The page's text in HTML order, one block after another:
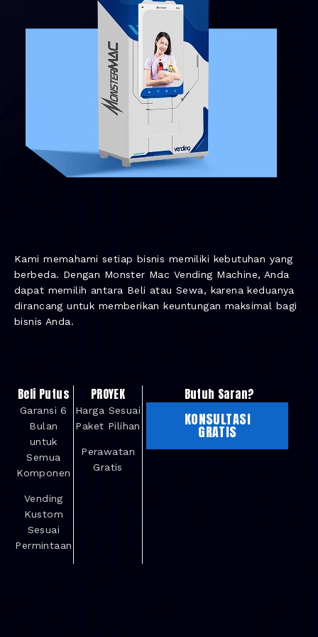
Kami memahami setiap bisnis memiliki kebutuhan yang
berbeda. Dengan Monster Mac Vending Machine, Anda
dapat memilih antara Beli atau Sewa, karena keduanya
dirancang untuk memberikan keuntungan maksimal bagi
bisnis Anda.
Beli Putus
Garansi 6
Bulan
untuk
Semua
Komponen
Vending
Kustom
Sesuai
Permintaan
PROYEK
Harga Sesuai
Paket Pilihan
Perawatan
Gratis
Butuh Saran?
KONSULTASI
GRATIS